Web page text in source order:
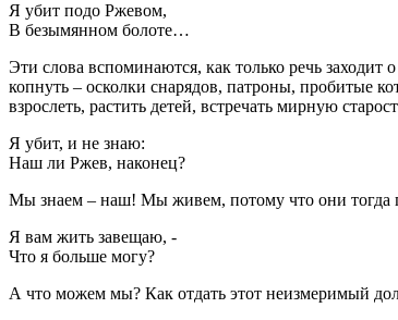
Я убит подо Ржевом,
В безымянном болоте…
Эти слова вспоминаются, как только речь
копнуть – осколки снарядов, патроны, пробитые
взрослеть, растить детей, встречать мирную
Я убит, и не знаю:
Наш ли Ржев, наконец?
Мы знаем – наш! Мы живем, потому что они тогда
Я вам жить завещаю, -
Что я больше могу?
А что можем мы? Как отдать этот неизмеримый